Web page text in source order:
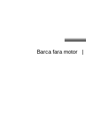
Barca fara motor|